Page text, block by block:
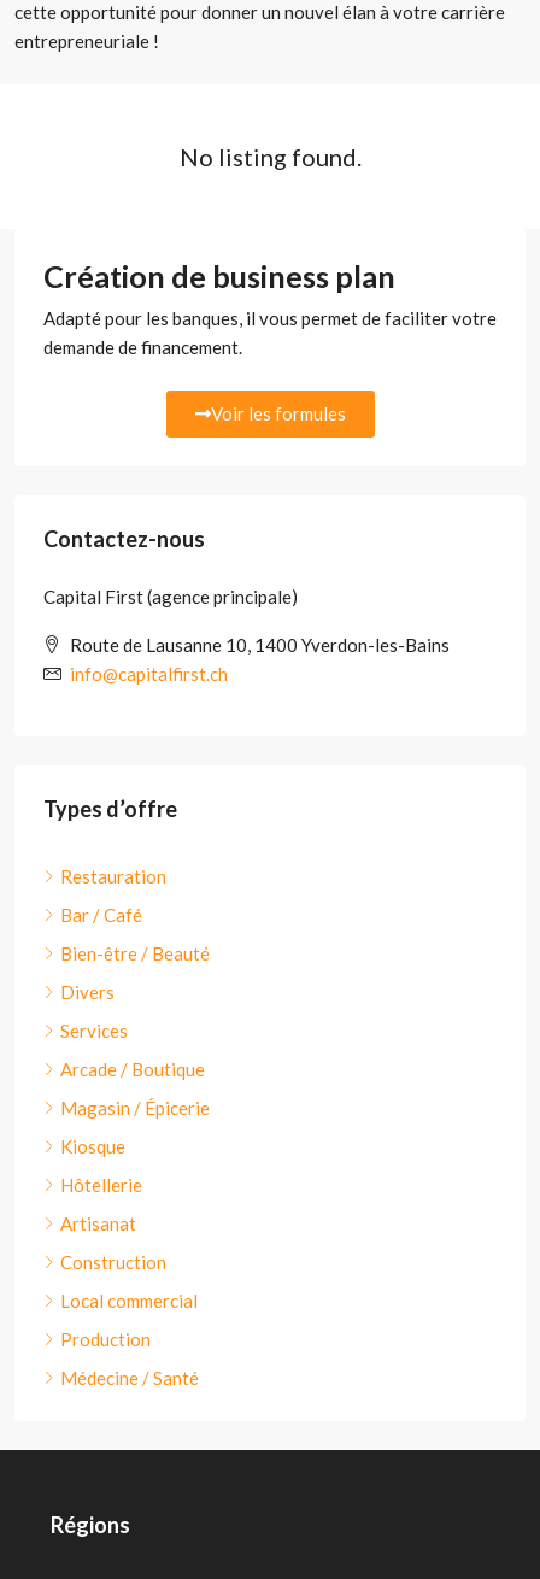
cette opportunité pour donner un nouvel élan à votre carrière
entrepreneuriale !
No listing found.
Création de business plan
Adapté pour les banques, il vous permet de faciliter votre
demande de financement.
Voir les formules
Contactez-nous
Capital First (agence principale)
Route de Lausanne 10, 1400 Yverdon-les-Bains
info@capitalfirst.ch
Types d’offre
Restauration
Bar / Café
Bien-être / Beauté
Divers
Services
Arcade / Boutique
Magasin / Épicerie
Kiosque
Hôtellerie
Artisanat
Construction
Local commercial
Production
Médecine / Santé
Régions